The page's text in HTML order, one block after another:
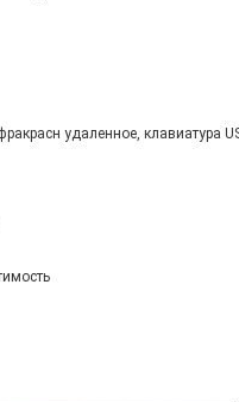
удаленное, клавиатура